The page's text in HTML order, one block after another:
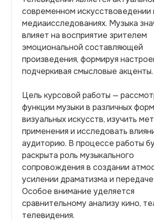
современном искусствоведении
медиаисследованиях. Музыка
влияет на восприятие зрителем
эмоциональной составляющей
произведения, формируя
подчеркивая смысловые акценты.
Цель курсовой работы —
функции музыки в различных
визуальных искусств, изучить
применения и исследовать
аудиторию. В процессе работы
раскрыта роль музыкального
сопровождения в создании
усилении драматизма и
Особое внимание уделяется
сравнительному анализу кино,
телевидения.